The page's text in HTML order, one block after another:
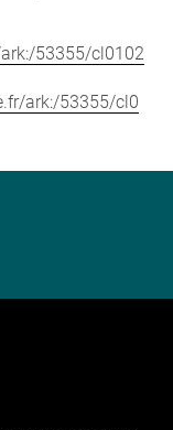
53355/cl0102
ark:/53355/cl0